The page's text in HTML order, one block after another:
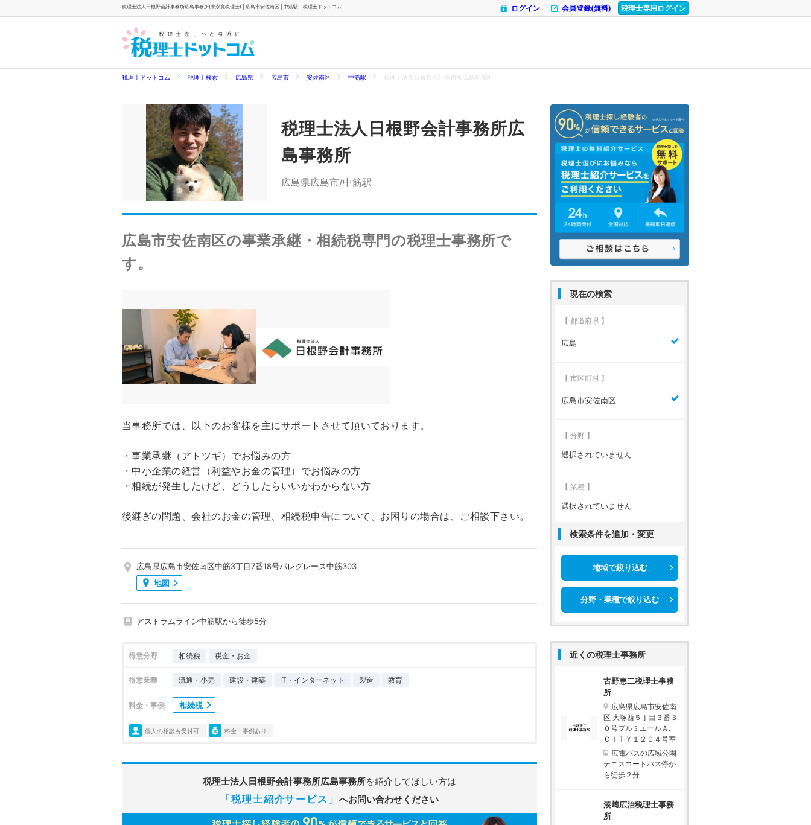
税理士法人日根野会計事務所広島事務所(末永寛税理士) | 広島市安佐南区 | 中筋駅 - 税理士ドットコム 税理士専用ログイン
会員登録(無料)
ログイン
税理士ドットコム 税理士検索 広島県 広島市 安佐南区 中筋駅 税理士法人日根野会計事務所広島事務所
現在の検索
【 都道府県 】
広島
【 市区町村 】
広島市安佐南区
【 分野 】
選択されていません
【 業種 】
選択されていません
検索条件を追加・変更
地域で絞り込む
分野・業種で絞り込む
近くの税理士事務所
古野恵二税理士事務
所
広島県広島市安佐南
区 大塚西５丁目３番３
０号プルミエールＡ.
ＣＩＴＹ１２０４号室
広電バスの広域公園
テニスコートバス停か
ら徒歩２分
湊﨑広治税理士事務
所
税理士法人日根野会計事務所広
島事務所
広島県広島市/中筋駅
広島市安佐南区の事業承継・相続税専門の税理士事務所で
す。
当事務所では、以下のお客様を主にサポートさせて頂いております。
・事業承継（アトツギ）でお悩みの方
・中小企業の経営（利益やお金の管理）でお悩みの方
・相続が発生したけど、どうしたらいいかわからない方
後継ぎの問題、会社のお金の管理、相続税申告について、お困りの場合は、ご相談下さい。
広島県広島市安佐南区中筋3丁目7番18号パレグレース中筋303
地図
アストラムライン中筋駅から徒歩5分
得意分野 相続税 税金・お金
得意業種 流通・小売 建設・建築 IT・インターネット 製造 教育
料金・事例 相続税
個人の相談も受付可 料金・事例あり
税理士法人日根野会計事務所広島事務所を紹介してほしい方は
「税理士紹介サービス」へお問い合わせください